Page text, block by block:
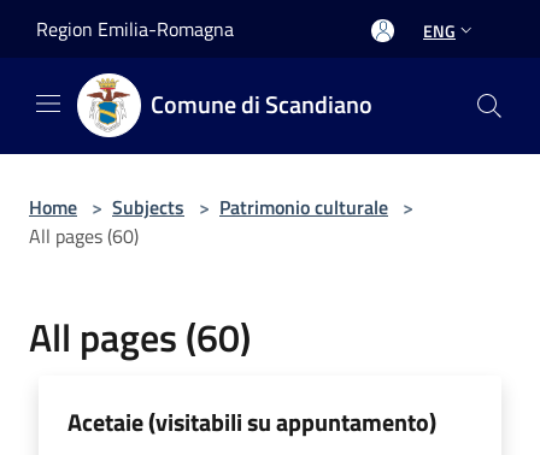
Region Emilia-Romagna ENG
Comune di Scandiano
Home > Subjects > Patrimonio culturale >
All pages (60)
All pages (60)
Acetaie (visitabili su appuntamento)